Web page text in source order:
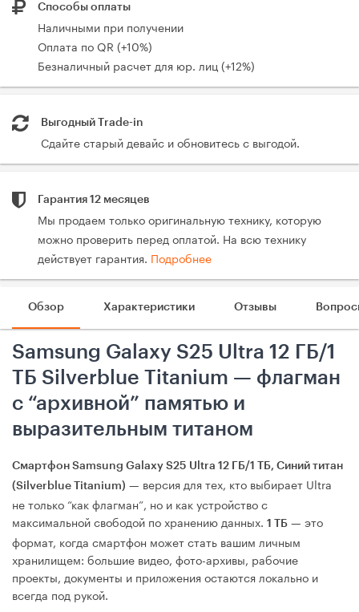
Способы оплаты
Наличными при получении
Оплата по QR (+10%)
Безналичный расчет для юр. лиц (+12%)
Выгодный Trade-in
Сдайте старый девайс и обновитесь с выгодой.
Гарантия 12 месяцев
Мы продаем только оригинальную технику, которую
можно проверить перед оплатой. На всю технику
действует гарантия. Подробнее
Обзор Характеристики Отзывы
Samsung Galaxy S25 Ultra 12 ГБ/1
ТБ Silverblue Titanium — флагман
с “архивной” памятью и
выразительным титаном
Смартфон Samsung Galaxy S25 Ultra 12 ГБ/1 ТБ, Синий титан
(Silverblue Titanium) — версия для тех, кто выбирает Ultra
не только “как флагман”, но и как устройство с
максимальной свободой по хранению данных. 1 ТБ — это
формат, когда смартфон может стать вашим личным
хранилищем: большие видео, фото-архивы, рабочие
проекты, документы и приложения остаются локально и
всегда под рукой.